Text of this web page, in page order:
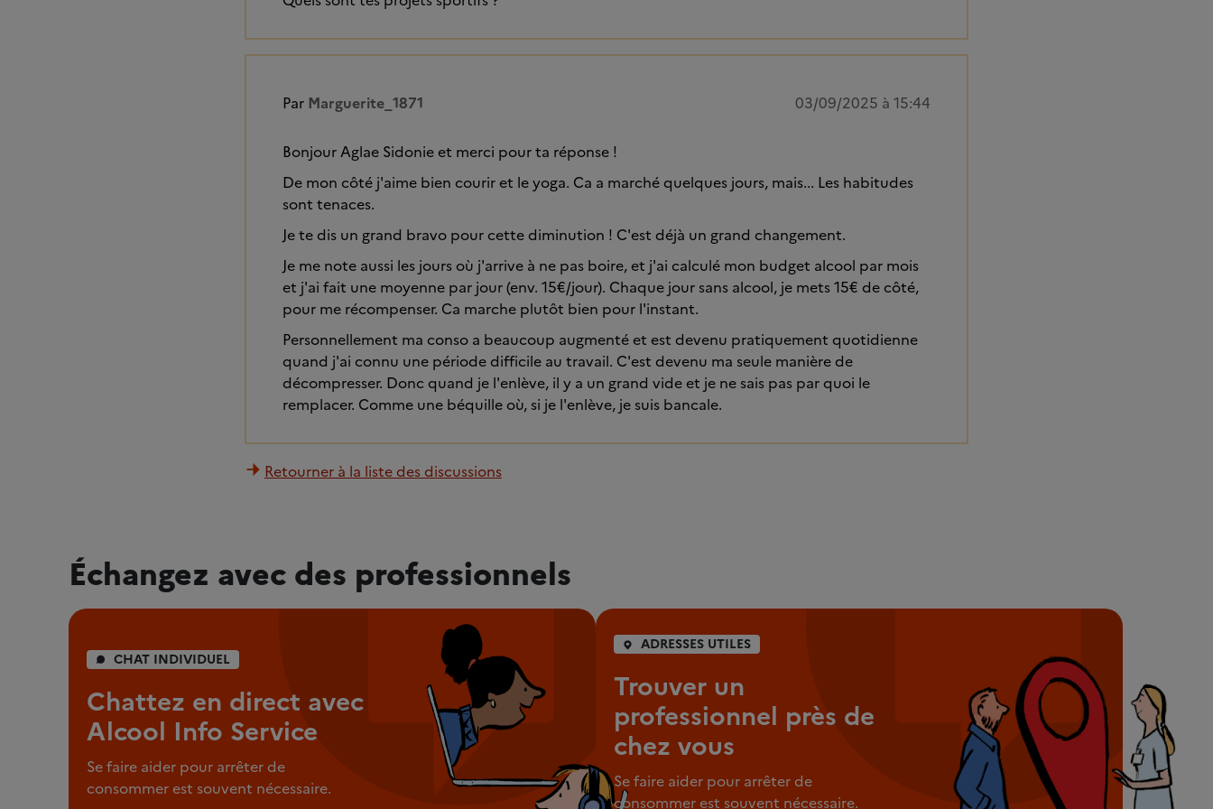
Par Marguerite_1871 03/09/2025 à 15:44
Bonjour Aglae Sidonie et merci pour ta réponse !
De mon côté j'aime bien courir et le yoga. Ca a marché quelques jours, mais... Les habitudes
sont tenaces.
Je te dis un grand bravo pour cette diminution ! C'est déjà un grand changement.
Je me note aussi les jours où j'arrive à ne pas boire, et j'ai calculé mon budget alcool par mois
et j'ai fait une moyenne par jour (env. 15€/jour). Chaque jour sans alcool, je mets 15€ de côté,
pour me récompenser. Ca marche plutôt bien pour l'instant.
Personnellement ma conso a beaucoup augmenté et est devenu pratiquement quotidienne
quand j'ai connu une période difficile au travail. C'est devenu ma seule manière de
décompresser. Donc quand je l'enlève, il y a un grand vide et je ne sais pas par quoi le
remplacer. Comme une béquille où, si je l'enlève, je suis bancale.
Retourner à la liste des discussions
Échangez avec des professionnels
CHAT INDIVIDUEL
Chattez en direct avec
Alcool Info Service
Se faire aider pour arrêter de
consommer est souvent nécessaire.
ADRESSES UTILES
Trouver un
professionnel près de
chez vous
Se faire aider pour arrêter de
consommer est souvent nécessaire.